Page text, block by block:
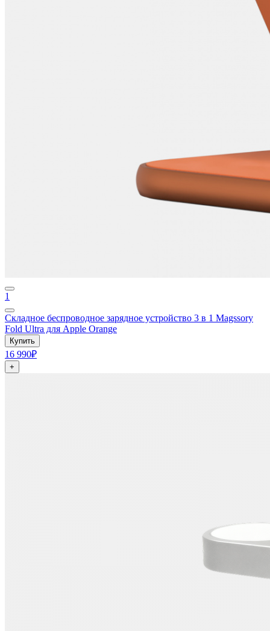
1
Складное беспроводное зарядное устройство 3 в 1 Magssory
Fold Ultra для Apple Orange
Купить
16 990₽
+